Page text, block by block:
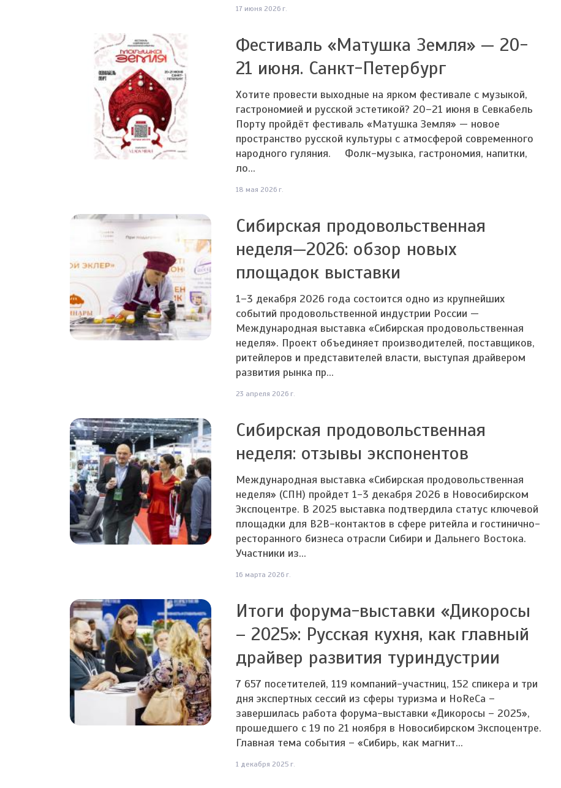
17 июня 2026 г.
Фестиваль «Матушка Земля» — 20-
21 июня. Санкт-Петербург
Хотите провести выходные на ярком фестивале с музыкой,
гастрономией и русской эстетикой? 20–21 июня в Севкабель
Порту пройдёт фестиваль «Матушка Земля» — новое
пространство русской культуры с атмосферой современного
народного гуляния. ⠀ Фолк-музыка, гастрономия, напитки,
ло...
18 мая 2026 г.
Сибирская продовольственная
неделя—2026: обзор новых
площадок выставки
1–3 декабря 2026 года состоится одно из крупнейших
событий продовольственной индустрии России —
Международная выставка «Сибирская продовольственная
неделя». Проект объединяет производителей, поставщиков,
ритейлеров и представителей власти, выступая драйвером
развития рынка пр...
23 апреля 2026 г.
Сибирская продовольственная
неделя: отзывы экспонентов
Международная выставка «Сибирская продовольственная
неделя» (СПН) пройдет 1-3 декабря 2026 в Новосибирском
Экспоцентре. В 2025 выставка подтвердила статус ключевой
площадки для B2B-контактов в сфере ритейла и гостинично-
ресторанного бизнеса отрасли Сибири и Дальнего Востока.
Участники из...
16 марта 2026 г.
Итоги форума-выставки «Дикоросы
– 2025»: Русская кухня, как главный
драйвер развития туриндустрии
7 657 посетителей, 119 компаний-участниц, 152 спикера и три
дня экспертных сессий из сферы туризма и HoReCa –
завершилась работа форума-выставки «Дикоросы – 2025»,
прошедшего с 19 по 21 ноября в Новосибирском Экспоцентре.
Главная тема события – «Сибирь, как магнит...
1 декабря 2025 г.